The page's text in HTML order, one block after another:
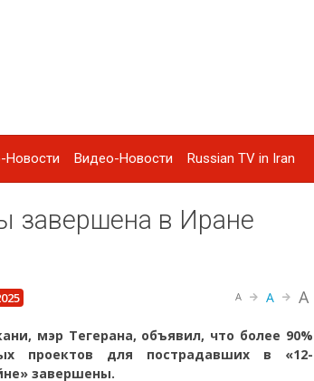
Видео-Новости Russian TV in Iran
завершена в Иране
A A A
мэр Тегерана, объявил, что более 90%
проектов для пострадавших в «12-
завершены.